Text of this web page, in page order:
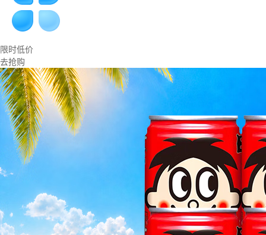
限时低价
去抢购